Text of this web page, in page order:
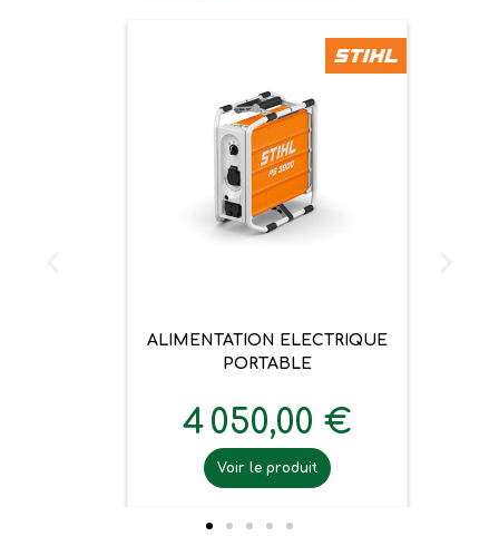
ALIMENTATION ELECTRIQUE
PORTABLE
4 050,00 €
Voir le produit